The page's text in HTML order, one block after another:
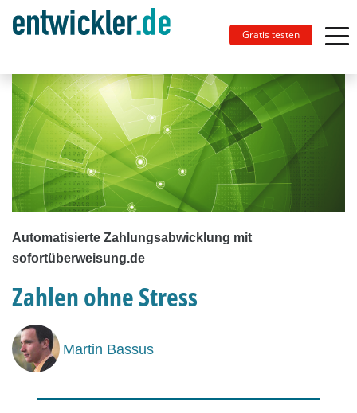
Gratis testen
Automatisierte Zahlungsabwicklung mit
sofortüberweisung.de
Zahlen ohne Stress
Martin Bassus